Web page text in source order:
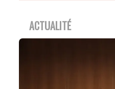
ACTUALITÉ